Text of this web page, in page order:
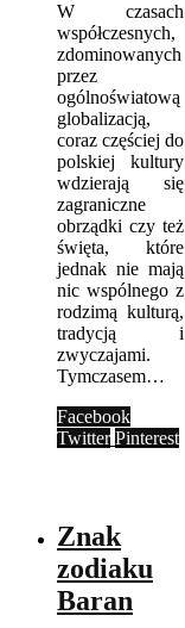
W czasach
współczesnych,
zdominowanych
przez
ogólnoświatową
globalizacją,
coraz częściej do
polskiej kultury
wdzierają się
zagraniczne
obrządki czy też
święta, które
jednak nie mają
nic wspólnego z
rodzimą kulturą,
tradycją i
zwyczajami.
Tymczasem…
Facebook
Twitter Pinterest
Znak
zodiaku
Baran